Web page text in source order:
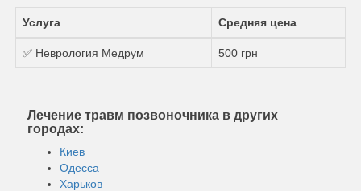
Услуга Средняя цена
✅ Неврология Медрум 500 грн
Лечение травм позвоночника в других
городах:
Киев
Одесса
Харьков